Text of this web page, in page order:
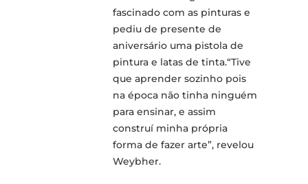
fascinado com as pinturas e
pediu de presente de
aniversário uma pistola de
pintura e latas de tinta.“Tive
que aprender sozinho pois
na época não tinha ninguém
para ensinar, e assim
construí minha própria
forma de fazer arte”, revelou
Weybher.